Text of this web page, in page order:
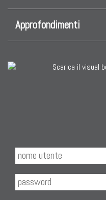
Approfondimenti